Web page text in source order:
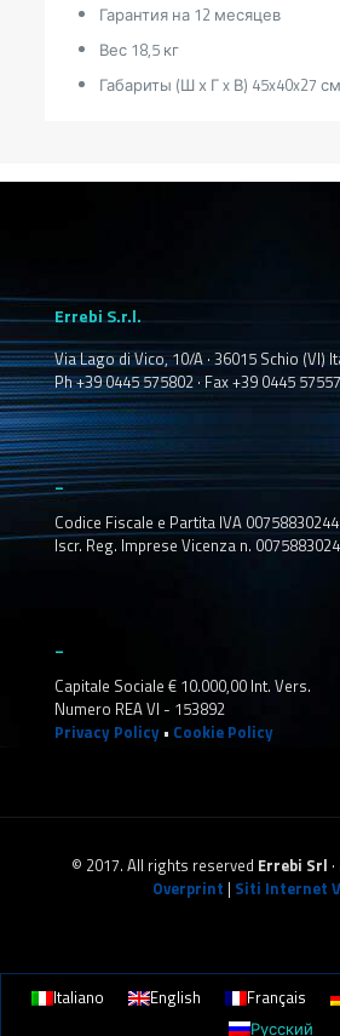
Гарантия на 12 месяцев
Вес 18,5 кг
Габариты (Ш х Г x В) 45x40x27 см
Errebi S.r.l.
Via Lago di Vico, 10/A · 36015 Schio (VI)
Ph +39 0445 575802 · Fax +39 0445
_
Codice Fiscale e Partita IVA 00758830244
Iscr. Reg. Imprese Vicenza n.
Capitale Sociale € 10.000,00 Int. Vers.
Numero REA VI - 153892
Privacy Policy • Cookie Policy
© 2017. All rights reserved Errebi Srl
Overprint | Siti Internet
Italiano English Français
Русский